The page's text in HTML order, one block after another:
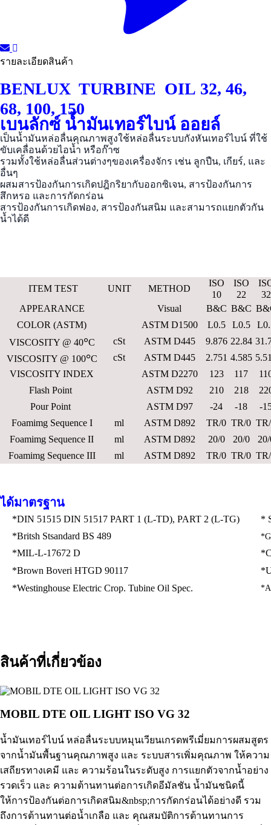
รายละเอียดสินค้า
BENLUX TURBINE OIL 32, 46,
68, 100, 150
เบนลักซ์ น้ำมันเทอร์ไบน์ ออยล์
เป็นน้ำมันหล่อลื่นคุณภาพสูงใช้หล่อลื่นระบบกังหันเทอร์ไบน์ ที่ใช้
ขับเคลื่อนด้วยไอน้ำ หรือก๊าซ
รวมทั้งใช้หล่อลื่นส่วนต่างๆของเครื่องจักร เช่น ลูกปืน, เกียร์, และ
อื่นๆ
ผสมสารป้องกันการเกิดปฎิกริยากับออกซิเจน, สารป้องกันการ
สึกหรอ และการกัดกร่อน
สารป้องกันการเกิดฟอง, สารป้องกันสนิม และสามารถแยกตัวกัน
น้ำได้ดี
ITEM TEST UNIT METHOD
ISO
10
ISO
22
32
APPEARANCE
Visual B&C B&C
COLOR (ASTM)
ASTM D1500 L0.5 L0.5
VISCOSITY @ 40๐C cSt ASTM D445 9.876 22.84
VISCOSITY @ 100๐C cSt ASTM D445 2.751 4.585
VISCOSITY INDEX
ASTM D2270 123 117
Flash Point
ASTM D92 210 218
Pour Point
ASTM D97 -24 -18
-
Foamimg Sequence I
ml ASTM D892 TR/0 TR/0
Foamimg Sequence II
ml ASTM D892 20/0 20/0
Foamimg Sequence III
ml ASTM D892 TR/0 TR/0
ได้มาตรฐาน
*DIN 51515 DIN 51517 PART 1 (L-TD), PART 2 (L-TG)
*
*Britsh Stsandard BS 489
*MIL-L-17672 D
*Brown Boveri HTGD 90117
*Westinghouse Electric Crop. Tubine Oil Spec.
สินค้าที่เกี่ยวข้อง
MOBIL DTE OIL LIGHT ISO VG 32
น้ำมันเทอร์ไบน์ หล่อลื่นระบบหมุนเวียนเกรดพรีเมี่ยมการผสมสูตร
จากน้ำมันพื้นฐานคุณภาพสูง และ ระบบสารเพิ่มคุณภาพ ให้ความ
เสถียรทางเคมี และ ความร้อนในระดับสูง การแยกตัวจากน้ำอย่าง
รวดเร็ว และ ความต้านทานต่อการเกิดอีมัลชัน น้ำมันชนิดนี้
ให้การป้องกันต่อการเกิดสนิม&nbsp;การกัดกร่อนได้อย่างดี รวม
ถึงการต้านทานต่อน้ำเกลือ และ คุณสมบัติการต้านทานการ